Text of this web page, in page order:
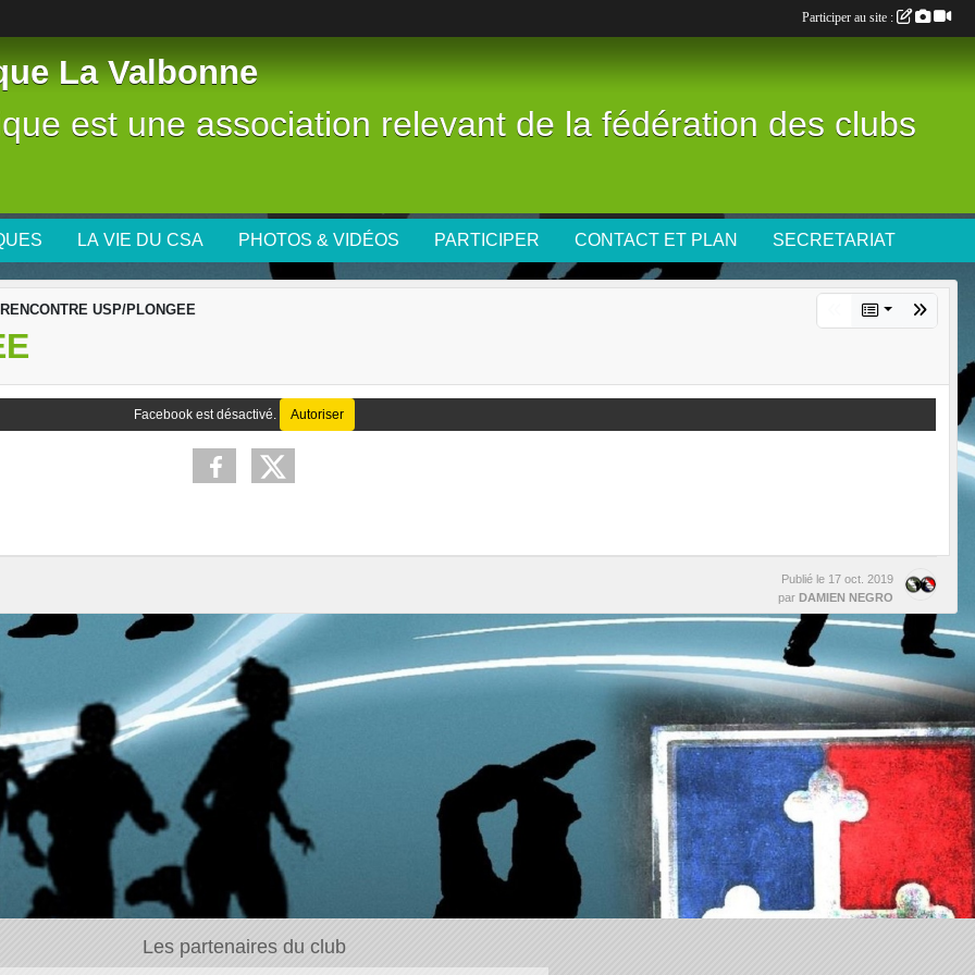
La Valbonne
est une association relevant de la fédération des clubs
LA VIE DU CSA PHOTOS & VIDÉOS PARTICIPER CONTACT ET PLAN SECRETARIAT
RENCONTRE USP/PLONGEE
Facebook est désactivé. Autoriser
Publié le 17 oct. 2019
par DAMIEN NEGRO
Les partenaires du club
Participer au site :